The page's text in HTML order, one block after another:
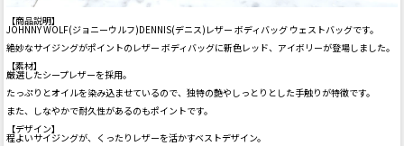
【商品説明】
JOHNNY WOLF(ジョニーウルフ)DENNIS(デニス)レザー ボディバッグ ウェストバッグです。
絶妙なサイジングがポイントのレザー ボディバッグに新色レッド、アイボリーが登場しました。
【素材】
厳選したシープレザーを採用。
たっぷりとオイルを染み込ませているので、独特の艶やしっとりとした手触りが特徴です。
また、しなやかで耐久性があるのもポイントです。
【デザイン】
程よいサイジングが、くったりレザーを活かすベストデザイン。